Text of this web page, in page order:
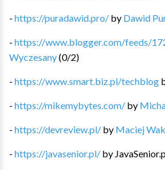
- https://puradawid.pro/ by Dawid
- https://www.blogger.com/feeds/
Wyczesany(0/2)
- https://www.smart.biz.pl/techblog
- https://mikemybytes.com/ by
- https://devreview.pl/ by Maciej
- https://javasenior.pl/ by